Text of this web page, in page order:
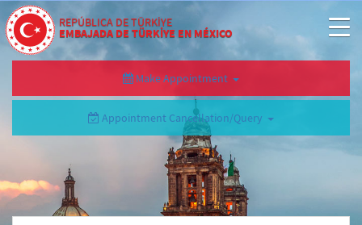
REPÚBLICA DE TÜRKİYE
EMBAJADA DE TÜRKİYE EN MÉXICO
Make Appointment
Appointment Cancellation/Query